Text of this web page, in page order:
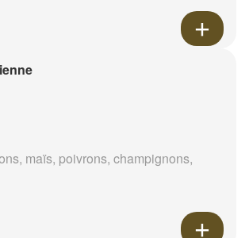
maïs, poivrons, champignons,